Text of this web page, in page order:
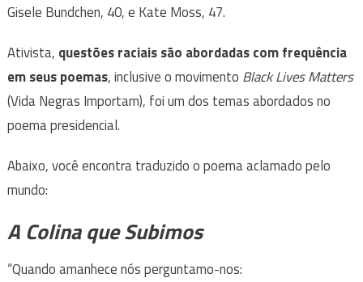
Gisele Bundchen, 40, e Kate Moss, 47.
Ativista, questões raciais são abordadas com frequência
em seus poemas, inclusive o movimento Black Lives Matters
(Vida Negras Importam), foi um dos temas abordados no
poema presidencial.
Abaixo, você encontra traduzido o poema aclamado pelo
mundo:
A Colina que Subimos
“Quando amanhece nós perguntamo-nos: